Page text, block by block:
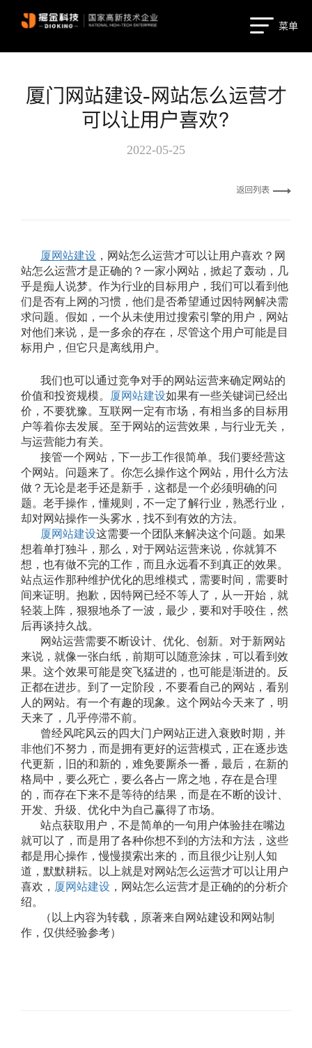
菜单
厦门网站建设-网站怎么运营才
可以让用户喜欢？
2022-05-25
返回列表
厦网站建设 ，网站怎么运营才可以让用户喜欢？网
站怎么运营才是正确的？一家小网站，掀起了轰动，几
乎是痴人说梦。作为行业的目标用户，我们可以看到他
们是否有上网的习惯，他们是否希望通过因特网解决需
求问题。假如，一个从未使用过搜索引擎的用户，网站
对他们来说，是一多余的存在，尽管这个用户可能是目
标用户，但它只是离线用户。
我们也可以通过竞争对手的网站运营来确定网站的
价值和投资规模。
厦网站建设如果有一些关键词已经出
价，不要犹豫。互联网一定有市场，有相当多的目标用
户等着你去发展。至于网站的运营效果，与行业无关，
与运营能力有关。
接管一个网站，下一步工作很简单。我们要经营这
个网站。问题来了。你怎么操作这个网站，用什么方法
做？无论是老手还是新手，这都是一个必须明确的问
题。老手操作，懂规则，不一定了解行业，熟悉行业，
却对网站操作一头雾水，找不到有效的方法。
厦网站建设这需要一个团队来解决这个问题。如果
想着单打独斗，那么，对于网站运营来说，你就算不
想，也有做不完的工作，而且永远看不到真正的效果。
站点运作那种维护优化的思维模式，需要时间，需要时
间来证明。抱歉，因特网已经不等人了，从一开始，就
轻装上阵，狠狠地杀了一波，最少，要和对手咬住，然
后再谈持久战。
网站运营需要不断设计、优化、创新。对于新网站
来说，就像一张白纸，前期可以随意涂抹，可以看到效
果。这个效果可能是突飞猛进的，也可能是渐进的。反
正都在进步。到了一定阶段，不要看自己的网站，看别
人的网站。有一个有趣的现象。这个网站今天来了，明
天来了，几乎停滞不前。
曾经风咤风云的四大门户网站正进入衰败时期，并
非他们不努力，而是拥有更好的运营模式，正在逐步迭
代更新，旧的和新的，难免要厮杀一番，最后，在新的
格局中，要么死亡，要么各占一席之地，存在是合理
的，而存在下来不是等待的结果，而是在不断的设计、
开发、升级、优化中为自己赢得了市场。
站点获取用户，不是简单的一句用户体验挂在嘴边
就可以了，而是用了各种你想不到的方法和方法，这些
都是用心操作，慢慢摸索出来的，而且很少让别人知
道，默默耕耘。以上就是对网站怎么运营才可以让用户
喜欢， 厦网站建设 ，网站怎么运营才是正确的的分析介
绍。
（以上内容为转载，原著来自网站建设和网站制
作，仅供经验参考）